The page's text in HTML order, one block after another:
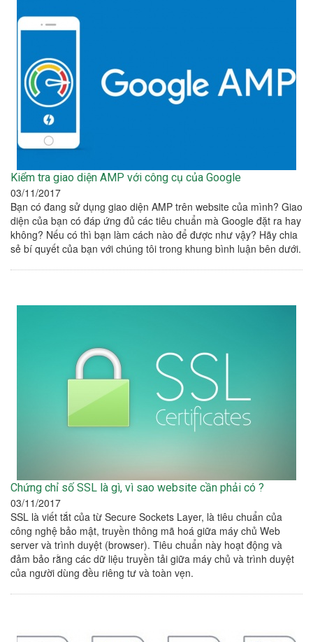
Kiểm tra giao diện AMP với công cụ của Google
03/11/2017
Bạn có đang sử dụng giao diện AMP trên website của mình? Giao
diện của bạn có đáp ứng đủ các tiêu chuẩn mà Google đặt ra hay
không? Nếu có thì bạn làm cách nào để được như vậy? Hãy chia
sẻ bí quyết của bạn với chúng tôi trong khung bình luận bên dưới.
Chứng chỉ số SSL là gì, vì sao website cần phải có ?
03/11/2017
SSL là viết tắt của từ Secure Sockets Layer, là tiêu chuẩn của
công nghệ bảo mật, truyền thông mã hoá giữa máy chủ Web
server và trình duyệt (browser). Tiêu chuẩn này hoạt động và
đảm bảo rằng các dữ liệu truyền tải giữa máy chủ và trình duyệt
của người dùng đều riêng tư và toàn vẹn.